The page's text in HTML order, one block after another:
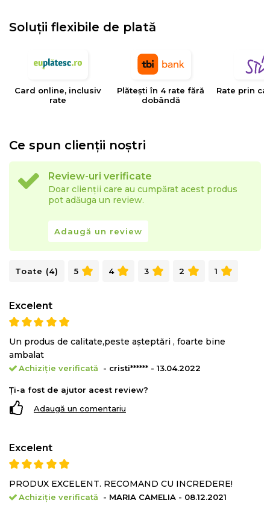
- material sezut: spuma poliuretanica + arcuri
Coltarul este reversibil, se poate montat cu insula pe
partea dreapta sau pe partea stanga.
Soluții flexibile de plată
Card online, inclusiv
rate
Plătești în 4 rate fără
dobândă
Rate prin
Ce spun clienții noștri
Review-uri verificate
Doar clienții care au cumpărat acest produs
pot adăuga un review.
Adaugă un review
Toate (4) 5 4 3 2 1
Excelent
Un produs de calitate,peste așteptări , foarte bine
ambalat
Achiziție verificată - cristi****** - 13.04.2022
Ți-a fost de ajutor acest review?
Adaugă un comentariu
Excelent
PRODUX EXCELENT. RECOMAND CU INCREDERE!
Achiziție verificată - MARIA CAMELIA - 08.12.2021